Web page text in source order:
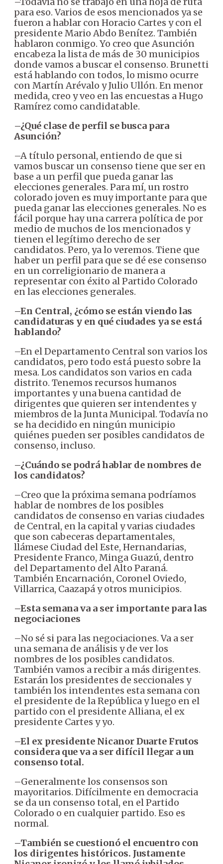
para eso. Varios de esos mencionados ya se
fueron a hablar con Horacio Cartes y con el
presidente Mario Abdo Benítez. También
hablaron conmigo. Yo creo que Asunción
encabeza la lista de más de 30 municipios
donde vamos a buscar el consenso. Brunetti
está hablando con todos, lo mismo ocurre
con Martín Arévalo y Julio Ullón. En menor
medida, creo y veo en las encuestas a Hugo
Ramírez como candidatable.
–¿Qué clase de perfil se busca para
Asunción?
–A título personal, entiendo de que si
vamos buscar un consenso tiene que ser en
base a un perfil que pueda ganar las
elecciones generales. Para mí, un rostro
colorado joven es muy importante para que
pueda ganar las elecciones generales. No es
fácil porque hay una carrera política de por
medio de muchos de los mencionados y
tienen el legítimo derecho de ser
candidatos. Pero, ya lo veremos. Tiene que
haber un perfil para que se dé ese consenso
en un correligionario de manera a
representar con éxito al Partido Colorado
en las elecciones generales.
–En Central, ¿cómo se están viendo las
candidaturas y en qué ciudades ya se está
hablando?
–En el Departamento Central son varios los
candidatos, pero todo está puesto sobre la
mesa. Los candidatos son varios en cada
distrito. Tenemos recursos humanos
importantes y una buena cantidad de
dirigentes que quieren ser intendentes y
miembros de la Junta Municipal. Todavía no
se ha decidido en ningún municipio
quiénes pueden ser posibles candidatos de
consenso, incluso.
–¿Cuándo se podrá hablar de nombres de
los candidatos?
–Creo que la próxima semana podríamos
hablar de nombres de los posibles
candidatos de consenso en varias ciudades
de Central, en la capital y varias ciudades
que son cabeceras departamentales,
llámese Ciudad del Este, Hernandarias,
Presidente Franco, Minga Guazú, dentro
del Departamento del Alto Paraná.
También Encarnación, Coronel Oviedo,
Villarrica, Caazapá y otros municipios.
–Esta semana va a ser importante para las
negociaciones
–No sé si para las negociaciones. Va a ser
una semana de análisis y de ver los
nombres de los posibles candidatos.
También vamos a recibir a más dirigentes.
Estarán los presidentes de seccionales y
también los intendentes esta semana con
el presidente de la República y luego en el
partido con el presidente Alliana, el ex
presidente Cartes y yo.
–El ex presidente Nicanor Duarte Frutos
considera que va a ser difícil llegar a un
consenso total.
–Generalmente los consensos son
mayoritarios. Difícilmente en democracia
se da un consenso total, en el Partido
Colorado o en cualquier partido. Eso es
normal.
–También se cuestionó el encuentro con
los dirigentes históricos. Justamente